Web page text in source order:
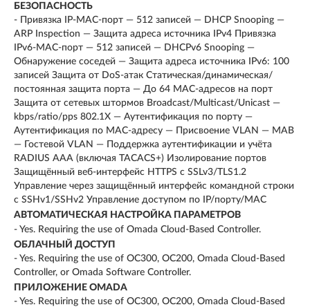
БЕЗОПАСНОСТЬ
- Привязка IP-MAC-порт — 512 записей — DHCP Snooping —
ARP Inspection — Защита адреса источника IPv4 Привязка
IPv6-MAC-порт — 512 записей — DHCPv6 Snooping —
Обнаружение соседей — Защита адреса источника IPv6: 100
записей Защита от DoS-атак Статическая/динамическая/
постоянная защита порта — До 64 MAC-адресов на порт
Защита от сетевых штормов Broadcast/Multicast/Unicast —
kbps/ratio/pps 802.1X — Аутентификация по порту —
Аутентификация по MAC-адресу — Присвоение VLAN — MAB
— Гостевой VLAN — Поддержка аутентификации и учёта
RADIUS AAA (включая TACACS+) Изолирование портов
Защищённый веб-интерфейс HTTPS с SSLv3/TLS1.2
Управление через защищённый интерфейс командной строки
с SSHv1/SSHv2 Управление доступом по IP/порту/MAC
АВТОМАТИЧЕСКАЯ НАСТРОЙКА ПАРАМЕТРОВ
- Yes. Requiring the use of Omada Cloud-Based Controller.
ОБЛАЧНЫЙ ДОСТУП
- Yes. Requiring the use of OC300, OC200, Omada Cloud-Based
Controller, or Omada Software Controller.
ПРИЛОЖЕНИЕ OMADA
- Yes. Requiring the use of OC300, OC200, Omada Cloud-Based